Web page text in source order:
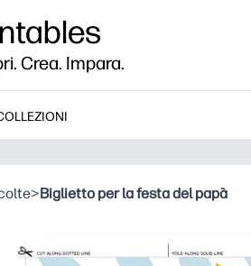
Crea. Impara.
>Biglietto per la festa del papà